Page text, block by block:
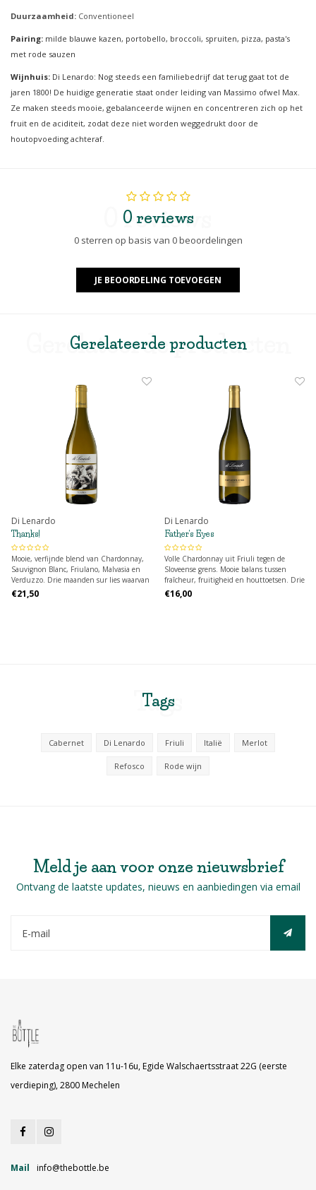
Duurzaamheid: Conventioneel
Pairing: milde blauwe kazen, portobello, broccoli, spruiten, pizza, pasta's
met rode sauzen
Wijnhuis: Di Lenardo: Nog steeds een familiebedrijf dat terug gaat tot de
jaren 1800! De huidige generatie staat onder leiding van Massimo ofwel Max.
Ze maken steeds mooie, gebalanceerde wijnen en concentreren zich op het
fruit en de aciditeit, zodat deze niet worden weggedrukt door de
houtopvoeding achteraf.
0 reviews
0 reviews
0 sterren op basis van 0 beoordelingen
JE BEOORDELING TOEVOEGEN
Gerelateerde producten
Gerelateerde producten
Di Lenardo
Thanks!
Mooie, verfijnde blend van Chardonnay,
Sauvignon Blanc, Friulano, Malvasia en
Verduzzo. Drie maanden sur lies waarvan
deels op nieuw Amerikaans hout.
€21,50
Di Lenardo
Father's Eyes
Volle Chardonnay uit Friuli tegen de
Sloveense grens. Mooie balans tussen
fraîcheur, fruitigheid en houttoetsen. Drie
maanden sur lies op nieuwe, Amerikaanse
eiken vaten.
€16,00
Tags
Tags
Cabernet Di Lenardo Friuli Italië Merlot
Refosco Rode wijn
Meld je aan voor onze nieuwsbrief
Ontvang de laatste updates, nieuws en aanbiedingen via email
Elke zaterdag open van 11u-16u, Egide Walschaertsstraat 22G (eerste
verdieping), 2800 Mechelen
Mail info@thebottle.be